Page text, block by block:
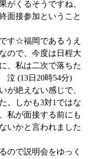
がくるそうですね、
面接参加ということ
す☆福岡であるうえ
ので、今度は日程大
、私は二次で落ちた
泣 (13日20時54分)
が絶えない感じで、
。しかも3対1ではな
私が面接する前にも
いかと言われました
ので説明会をゆっく